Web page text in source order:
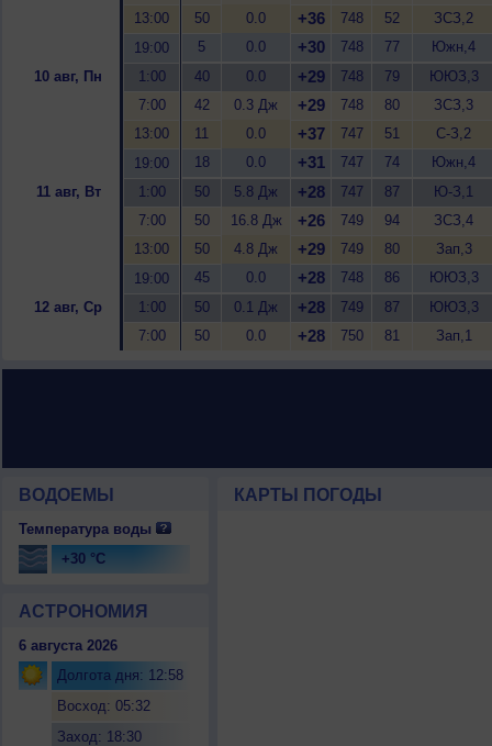
13:00
50 0.0 +36 748 52
ЗСЗ,2
19:00
5 0.0 +30 748 77
Южн,4
10 авг, Пн
1:00 40 0.0 +29 748 79
ЮЮЗ,3
7:00
42 0.3 Дж +29 748 80
ЗСЗ,3
13:00
11 0.0 +37 747 51
С-З,2
19:00
18 0.0 +31 747 74
Южн,4
11 авг, Вт
1:00 50 5.8 Дж +28 747 87
Ю-З,1
7:00
50 16.8 Дж +26 749 94
ЗСЗ,4
13:00
50 4.8 Дж +29 749 80
Зап,3
19:00
45 0.0 +28 748 86
ЮЮЗ,3
12 авг, Ср
1:00 50 0.1 Дж +28 749 87
ЮЮЗ,3
7:00
50 0.0 +28 750 81 Зап,1
ВОДОЕМЫ
Температура воды
+30 °C
АСТРОНОМИЯ
6 августа 2026
Долгота дня: 12:58
Восход: 05:32
Заход: 18:30
КАРТЫ ПОГОДЫ